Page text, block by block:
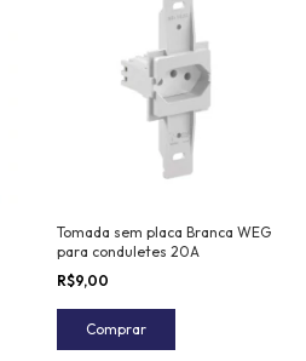
Tomada sem placa Branca WEG
para conduletes 20A
R$9,00
Comprar